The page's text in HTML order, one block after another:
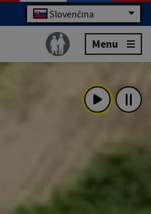
Slovenčina
Menu